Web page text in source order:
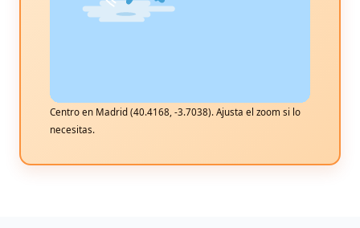
Centro en Madrid (40.4168, -3.7038). Ajusta el zoom si lo
necesitas.